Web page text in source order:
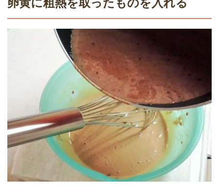
卵黄に粗熱を取ったものを入れる